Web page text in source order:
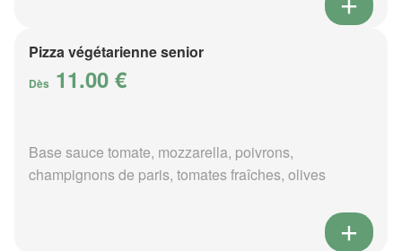
Pizza végétarienne senior
Dès 11.00 €
Base sauce tomate, mozzarella, poivrons,
champignons de paris, tomates fraîches, olives